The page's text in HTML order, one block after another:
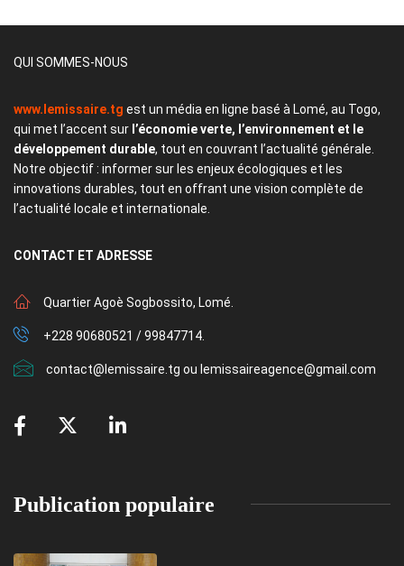
QUI SOMMES-NOUS
www.lemissaire.tg est un média en ligne basé à Lomé, au Togo,
qui met l’accent sur l’économie verte, l’environnement et le
développement durable, tout en couvrant l’actualité générale.
Notre objectif : informer sur les enjeux écologiques et les
innovations durables, tout en offrant une vision complète de
l’actualité locale et internationale.
CONTACT ET ADRESSE
Quartier Agoè Sogbossito, Lomé.
+228 90680521 / 99847714.
contact@lemissaire.tg ou lemissaireagence@gmail.com
Publication populaire